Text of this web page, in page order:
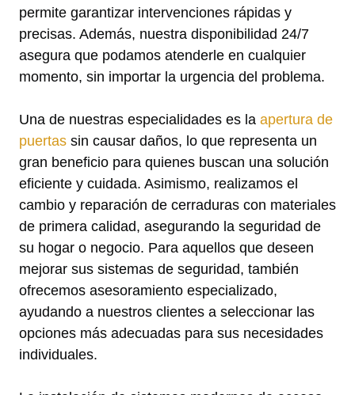
permite garantizar intervenciones rápidas y
precisas. Además, nuestra disponibilidad 24/7
asegura que podamos atenderle en cualquier
momento, sin importar la urgencia del problema.
Una de nuestras especialidades es la apertura de
puertas sin causar daños, lo que representa un
gran beneficio para quienes buscan una solución
eficiente y cuidada. Asimismo, realizamos el
cambio y reparación de cerraduras con materiales
de primera calidad, asegurando la seguridad de
su hogar o negocio. Para aquellos que deseen
mejorar sus sistemas de seguridad, también
ofrecemos asesoramiento especializado,
ayudando a nuestros clientes a seleccionar las
opciones más adecuadas para sus necesidades
individuales.